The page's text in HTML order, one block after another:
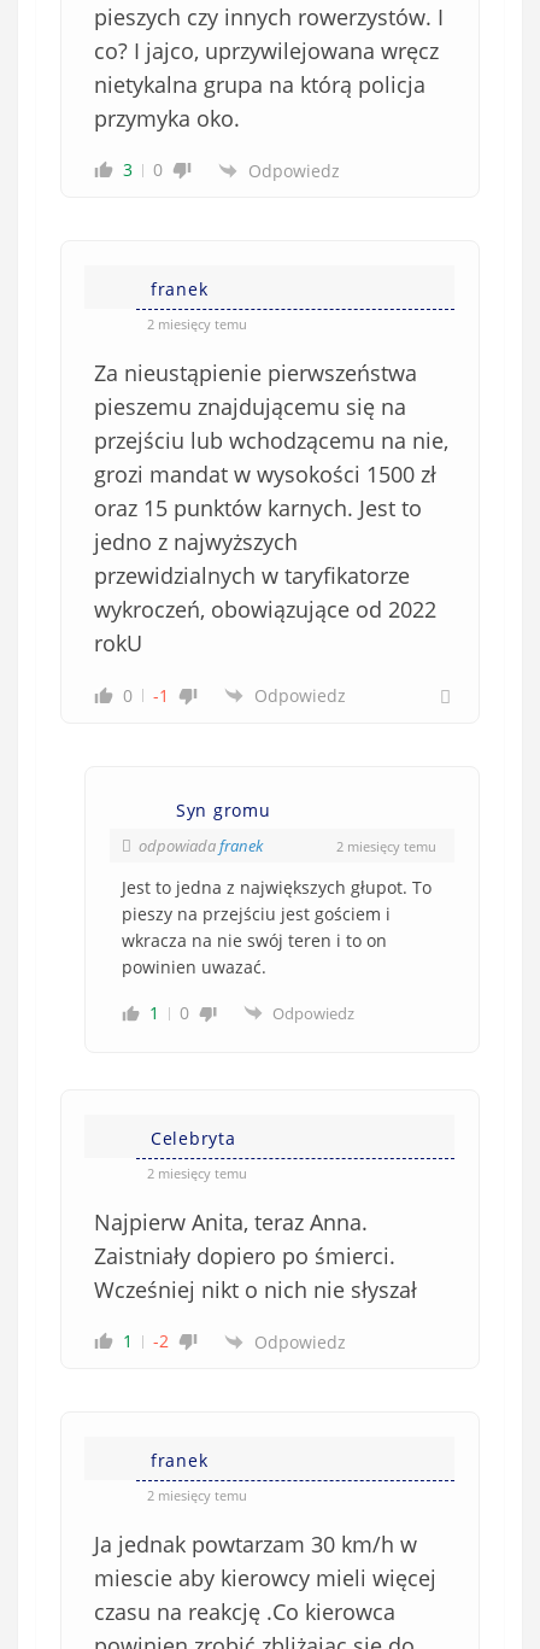
pieszych czy innych rowerzystów. I
co? I jajco, uprzywilejowana wręcz
nietykalna grupa na którą policja
przymyka oko.
3 0 Odpowiedz
franek
2 miesięcy temu
Za nieustąpienie pierwszeństwa
pieszemu znajdującemu się na
przejściu lub wchodzącemu na nie,
grozi mandat w wysokości 1500 zł
oraz 15 punktów karnych. Jest to
jedno z najwyższych
przewidzialnych w taryfikatorze
wykroczeń, obowiązujące od 2022
rokU
0 -1 Odpowiedz
Syn gromu
odpowiadafranek 2 miesięcy temu
Jest to jedna z największych głupot. To
pieszy na przejściu jest gościem i
wkracza na nie swój teren i to on
powinien uwazać.
1
0 Odpowiedz
Celebryta
2 miesięcy temu
Najpierw Anita, teraz Anna.
Zaistniały dopiero po śmierci.
Wcześniej nikt o nich nie słyszał
1 -2 Odpowiedz
franek
2 miesięcy temu
Ja jednak powtarzam 30 km/h w
miescie aby kierowcy mieli więcej
czasu na reakcję .Co kierowca